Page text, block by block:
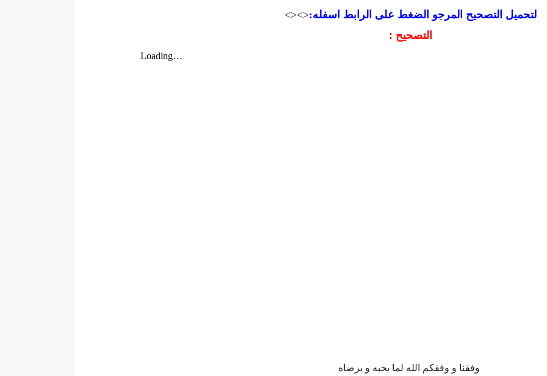
لتحميل التصحيح المرجو الضغط على الرابط اسفله:<><>
التصحيح :
وفقنا و وفقكم الله لما يحبه و يرضاه